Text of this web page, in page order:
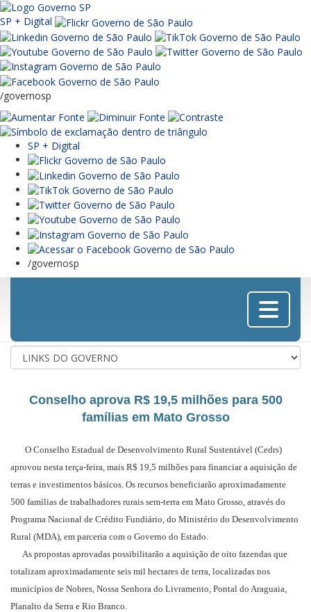
SP + Digital
/governosp
SP + Digital
/governosp
Menu
Conselho aprova R$ 19,5 milhões para 500
famílias em Mato Grosso
O Conselho Estadual de Desenvolvimento Rural Sustentável (Cedrs)
aprovou nesta terça-feira, mais R$ 19,5 milhões para financiar a aquisição de
terras e investimentos básicos. Os recursos beneficiarão aproximadamente
500 famílias de trabalhadores rurais sem-terra em Mato Grosso, através do
Programa Nacional de Crédito Fundiário, do Ministério do Desenvolvimento
Rural (MDA), em parceria com o Governo do Estado.
As propostas aprovadas possibilitarão a aquisição de oito fazendas que
totalizam aproximadamente seis mil hectares de terra, localizadas nos
municípios de Nobres, Nossa Senhora do Livramento, Pontal do Araguaia,
Planalto da Serra e Rio Branco.